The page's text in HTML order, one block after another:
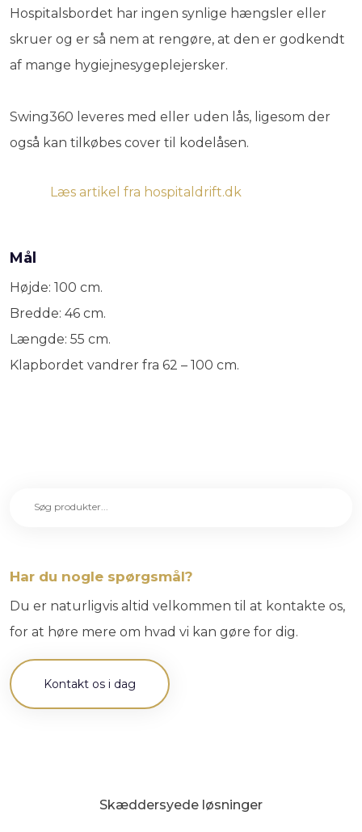
Hospitalsbordet har ingen synlige hængsler eller
skruer og er så nem at rengøre, at den er godkendt
af mange hygiejnesygeplejersker.
Swing360 leveres med eller uden lås, ligesom der
også kan tilkøbes cover til kodelåsen.
Læs artikel fra hospitaldrift.dk
Mål
Højde: 100 cm.
Bredde: 46 cm.
Længde: 55 cm.
Klapbordet vandrer fra 62 – 100 cm.
Har du nogle spørgsmål?
Du er naturligvis altid velkommen til at kontakte os,
for at høre mere om hvad vi kan gøre for dig.​
Kontakt os i dag
​Skæddersyede løsninger​